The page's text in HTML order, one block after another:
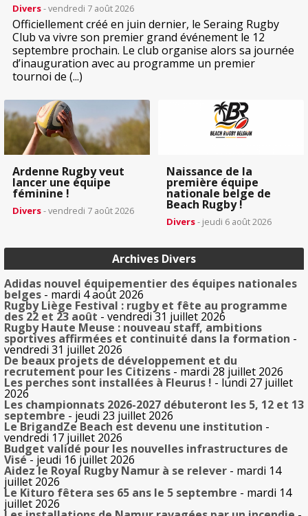
Divers- vendredi 7 août 2026
Officiellement créé en juin dernier, le Seraing Rugby
Club va vivre son premier grand événement le 12
septembre prochain. Le club organise alors sa journée
d’inauguration avec au programme un premier
tournoi de (...)
Ardenne Rugby veut
lancer une équipe
féminine !
Divers- vendredi 7 août 2026
Naissance de la
première équipe
nationale belge de
Beach Rugby !
Divers- jeudi 6 août 2026
Archives Divers
Adidas nouvel équipementier des équipes nationales
belges - mardi 4 août 2026
Rugby Liège Festival : rugby et fête au programme
des 22 et 23 août - vendredi 31 juillet 2026
Rugby Haute Meuse : nouveau staff, ambitions
sportives affirmées et continuité dans la formation -
vendredi 31 juillet 2026
De beaux projets de développement et du
recrutement pour les Citizens - mardi 28 juillet 2026
Les perches sont installées à Fleurus ! - lundi 27 juillet
2026
Les championnats 2026-2027 débuteront les 5, 12 et 13
septembre - jeudi 23 juillet 2026
Le BrigandZe Beach est devenu une institution -
vendredi 17 juillet 2026
Budget validé pour les nouvelles infrastructures de
Visé- jeudi 16 juillet 2026
Aidez le Royal Rugby Namur à se relever - mardi 14
juillet 2026
Le Kituro fêtera ses 65 ans le 5 septembre - mardi 14
juillet 2026